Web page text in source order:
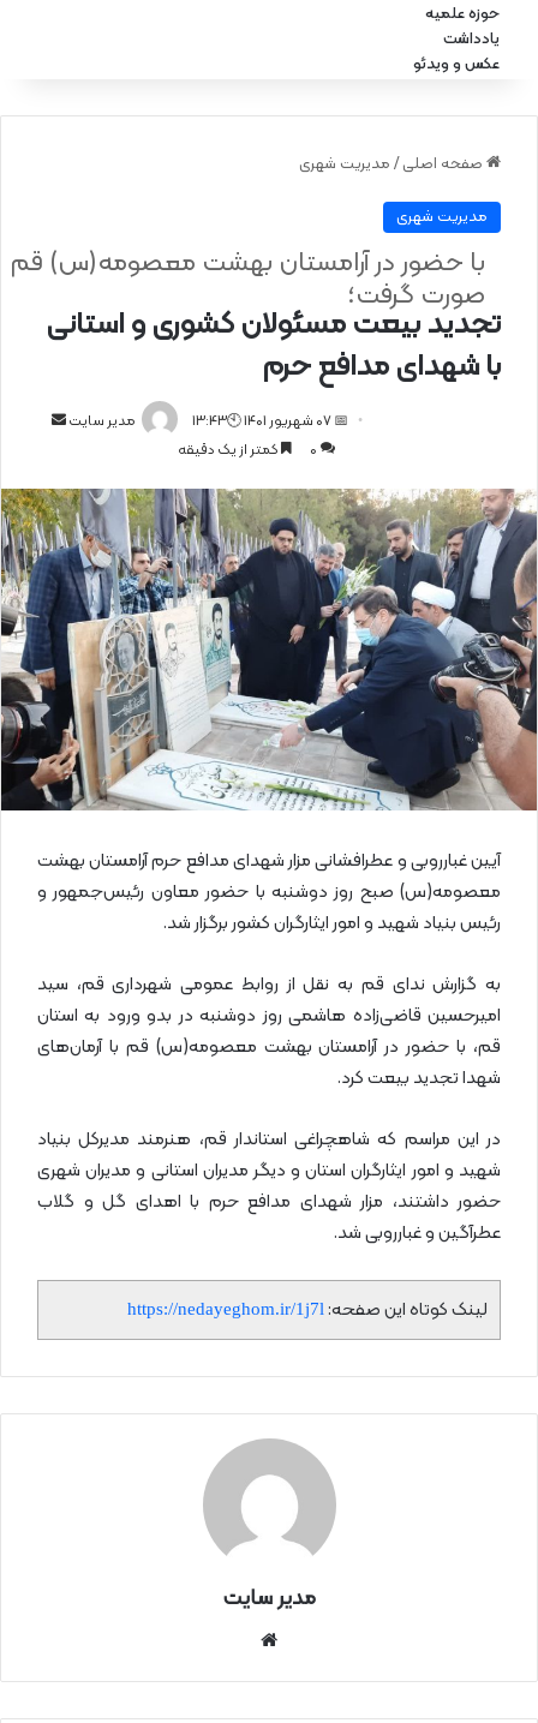
حوزه علمیه
یادداشت
عکس و ویدئو
صفحه اصلی / مدیریت شهری
مدیریت شهری
تجدید بیعت مسئولان کشوری و استانی
با شهدای مدافع حرم
با حضور در آرامستان بهشت معصومه(س) قم
صورت گرفت؛
مدیر سایت
ا
ل
ا
ی
م
ی
ل
📅 07 شهریور 1401 🕙13:43
0
کمتر از یک دقیقه
آیین غبارروبی و عطرافشانی مزار شهدای مدافع حرم آرامستان بهشت
معصومه(س) صبح روز دوشنبه با حضور معاون رئیس‌جمهور و
رئیس بنیاد شهید و امور ایثارگران کشور برگزار شد.
به گزارش ندای قم به نقل از روابط عمومی شهرداری قم، سید
امیرحسین قاضی‌زاده هاشمی روز دوشنبه در بدو ورود به استان
قم، با حضور در آرامستان بهشت معصومه(س) قم با آرمان‌های
شهدا تجدید بیعت کرد.
در این مراسم که شاهچراغی استاندار قم، هنرمند مدیرکل بنیاد
شهید و امور ایثارگران استان و دیگر مدیران استانی و مدیران شهری
حضور داشتند، مزار شهدای مدافع حرم با اهدای گل و گلاب
عطرآگین و غبارروبی شد.
لینک کوتاه این صفحه: https://nedayeghom.ir/1j7l
مدیر سایت